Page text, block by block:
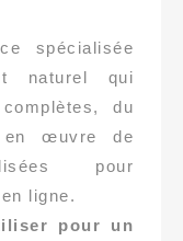
spécialisée
naturel qui
du
œuvre de
pour
ligne.
pour un